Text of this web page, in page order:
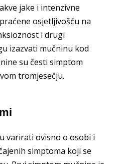
jake i intenzivne
osjetljivošću na
i drugi
izazvati mučninu kod
su česti simptom
tromjesečju.
varirati ovisno o osobi i
simptoma koji se